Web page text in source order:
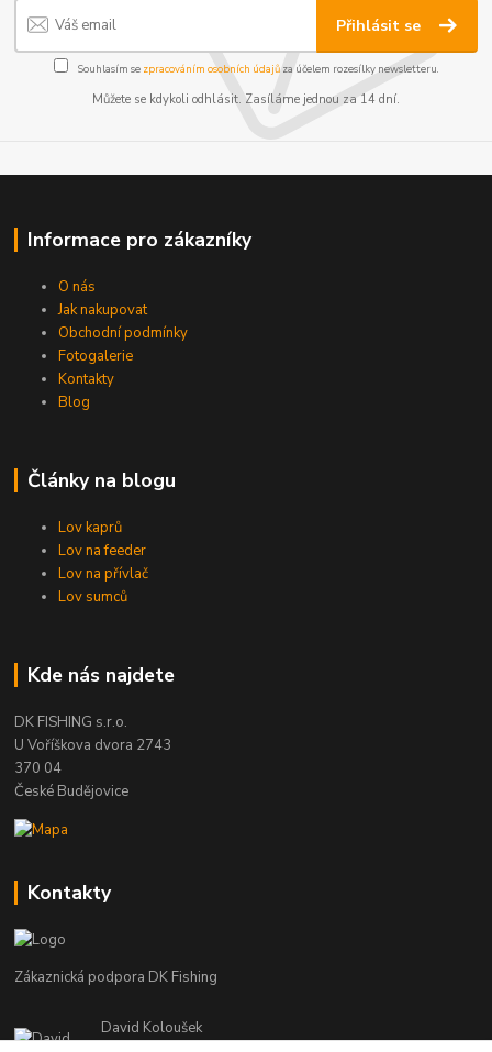
Přihlásit se
Souhlasím se zpracováním osobních údajůza účelem rozesílky newsletteru.
Můžete se kdykoli odhlásit. Zasíláme jednou za 14 dní.
Informace pro zákazníky
O nás
Jak nakupovat
Obchodní podmínky
Fotogalerie
Kontakty
Blog
Články na blogu
Lov kaprů
Lov na feeder
Lov na přívlač
Lov sumců
Kde nás najdete
DK FISHING s.r.o.
U Voříškova dvora 2743
370 04
České Budějovice
Kontakty
Zákaznická podpora DK Fishing
David Koloušek